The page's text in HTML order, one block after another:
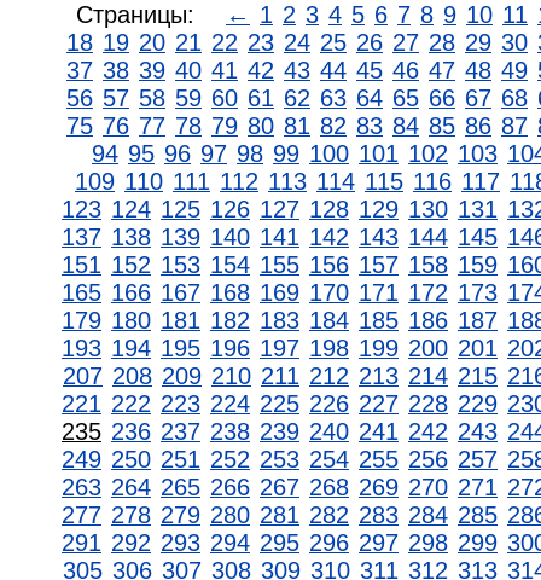
Страницы: ← 1 2 3 4 5 6 7 8 9 10 11
18 19 20 21 22 23 24 25 26 27 28 29 30
37 38 39 40 41 42 43 44 45 46 47 48 49
56 57 58 59 60 61 62 63 64 65 66 67 68
75 76 77 78 79 80 81 82 83 84 85 86 87
94 95 96 97 98 99 100 101 102 103
109 110 111 112 113 114 115 116 117
123 124 125 126 127 128 129 130 131
137 138 139 140 141 142 143 144 145
151 152 153 154 155 156 157 158 159
165 166 167 168 169 170 171 172 173
179 180 181 182 183 184 185 186 187
193 194 195 196 197 198 199 200 201
207 208 209 210 211 212 213 214 215
221 222 223 224 225 226 227 228 229
235 236 237 238 239 240 241 242 243
249 250 251 252 253 254 255 256 257
263 264 265 266 267 268 269 270 271
277 278 279 280 281 282 283 284 285
291 292 293 294 295 296 297 298 299
305 306 307 308 309 310 311 312 313